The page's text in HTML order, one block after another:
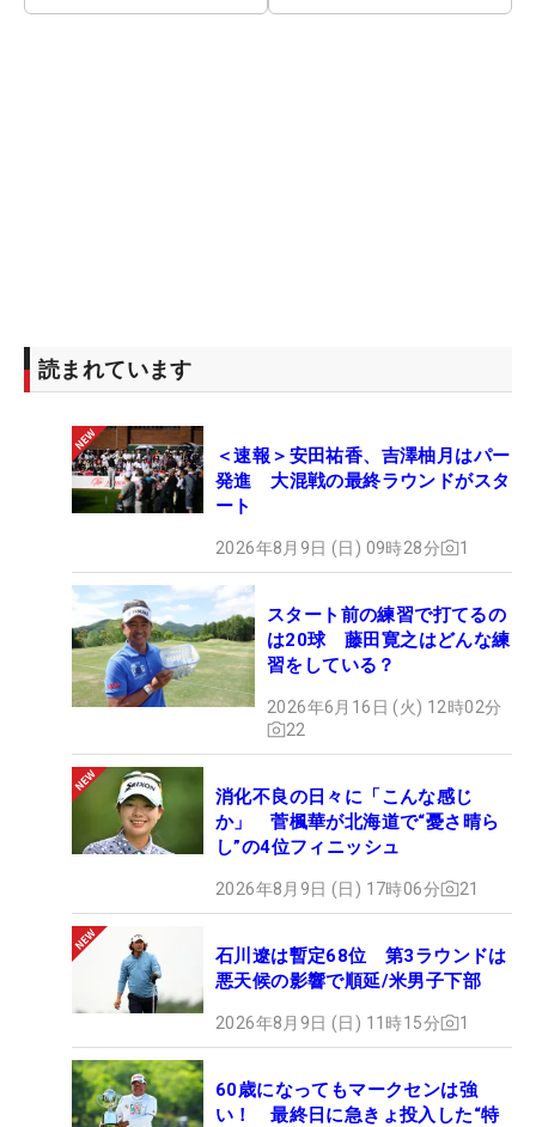
読まれています
＜速報＞安田祐香、吉澤柚月はパー
発進 大混戦の最終ラウンドがスタ
ート
2026年8月9日 (日) 09時28分 1
スタート前の練習で打てるの
は20球 藤田寛之はどんな練
習をしている？
2026年6月16日 (火) 12時02分
22
消化不良の日々に「こんな感じ
か」 菅楓華が北海道で“憂さ晴ら
し”の4位フィニッシュ
2026年8月9日 (日) 17時06分 21
石川遼は暫定68位 第3ラウンドは
悪天候の影響で順延/米男子下部
2026年8月9日 (日) 11時15分 1
60歳になってもマークセンは強
い！ 最終日に急きょ投入した“特